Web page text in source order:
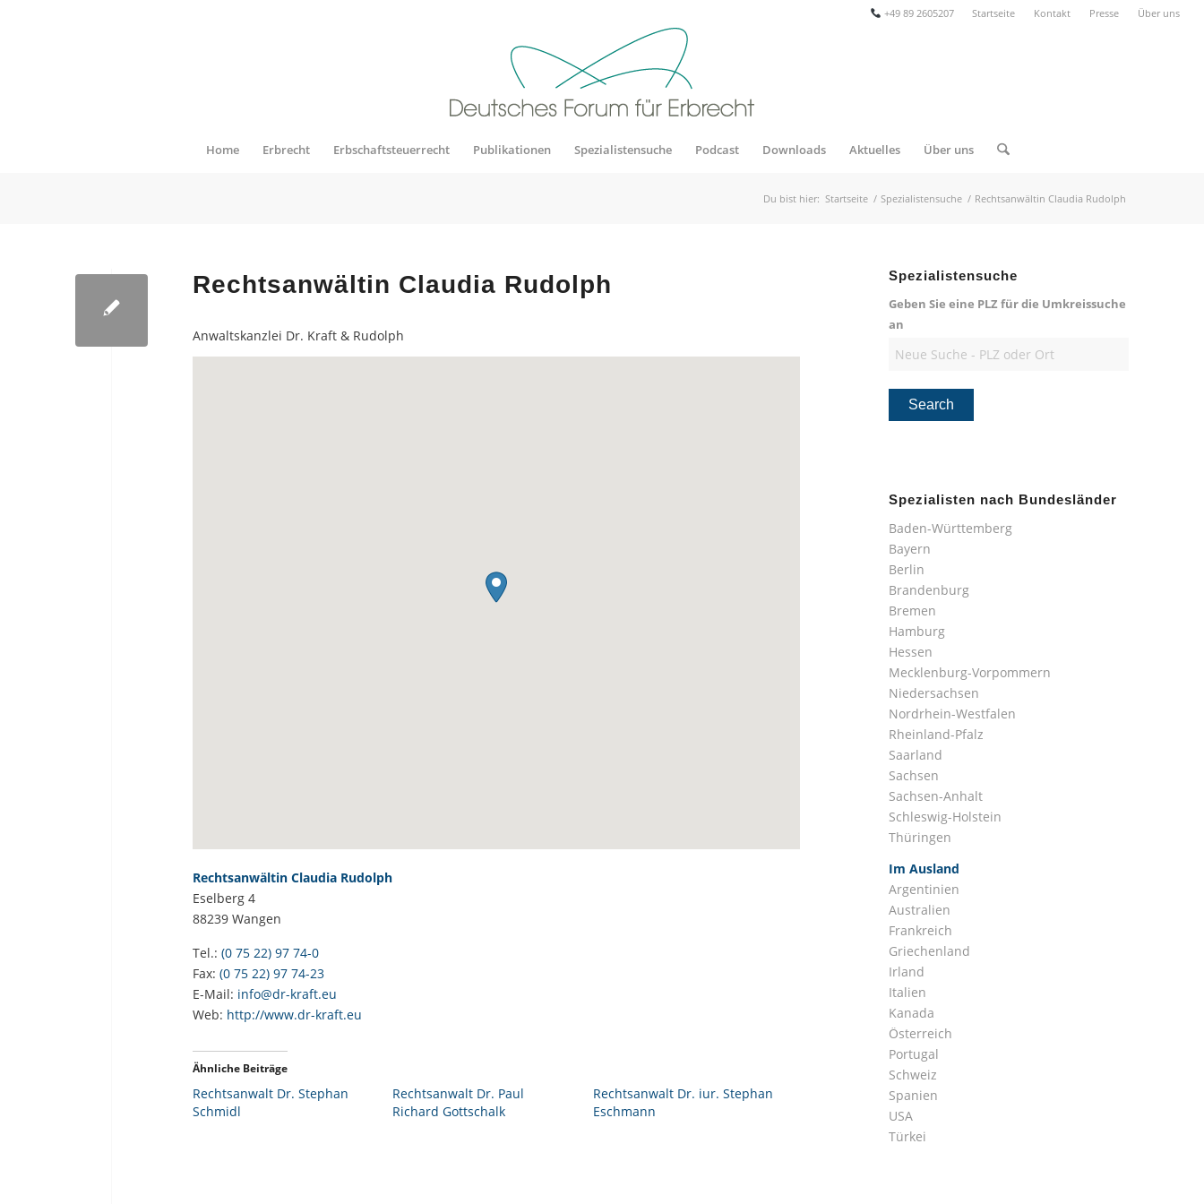
Startseite Kontakt Presse Über uns
+49 89 2605207
Home Erbrecht Erbschaftsteuerrecht Publikationen Spezialistensuche Podcast Downloads Aktuelles Über uns
Du bist hier: Startseite / Spezialistensuche / Rechtsanwältin Claudia Rudolph
Rechtsanwältin Claudia Rudolph
Anwaltskanzlei Dr. Kraft & Rudolph
Rechtsanwältin Claudia Rudolph
Eselberg 4
88239 Wangen
Tel.: (0 75 22) 97 74-0
Fax: (0 75 22) 97 74-23
E-Mail: info@dr-kraft.eu
Web: http://www.dr-kraft.eu
Ähnliche Beiträge
Rechtsanwalt Dr. Stephan
Schmidl
Rechtsanwalt Dr. Paul
Richard Gottschalk
Rechtsanwalt Dr. iur. Stephan
Eschmann
Spezialistensuche
Geben Sie eine PLZ für die Umkreissuche
an
Spezialisten nach Bundesländer
Baden-Württemberg
Bayern
Berlin
Brandenburg
Bremen
Hamburg
Hessen
Mecklenburg-Vorpommern
Niedersachsen
Nordrhein-Westfalen
Rheinland-Pfalz
Saarland
Sachsen
Sachsen-Anhalt
Schleswig-Holstein
Thüringen
Im Ausland
Argentinien
Australien
Frankreich
Griechenland
Irland
Italien
Kanada
Österreich
Portugal
Schweiz
Spanien
USA
Türkei